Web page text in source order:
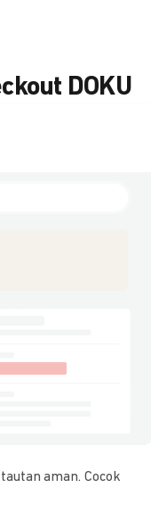
DOKU
aman. Cocok